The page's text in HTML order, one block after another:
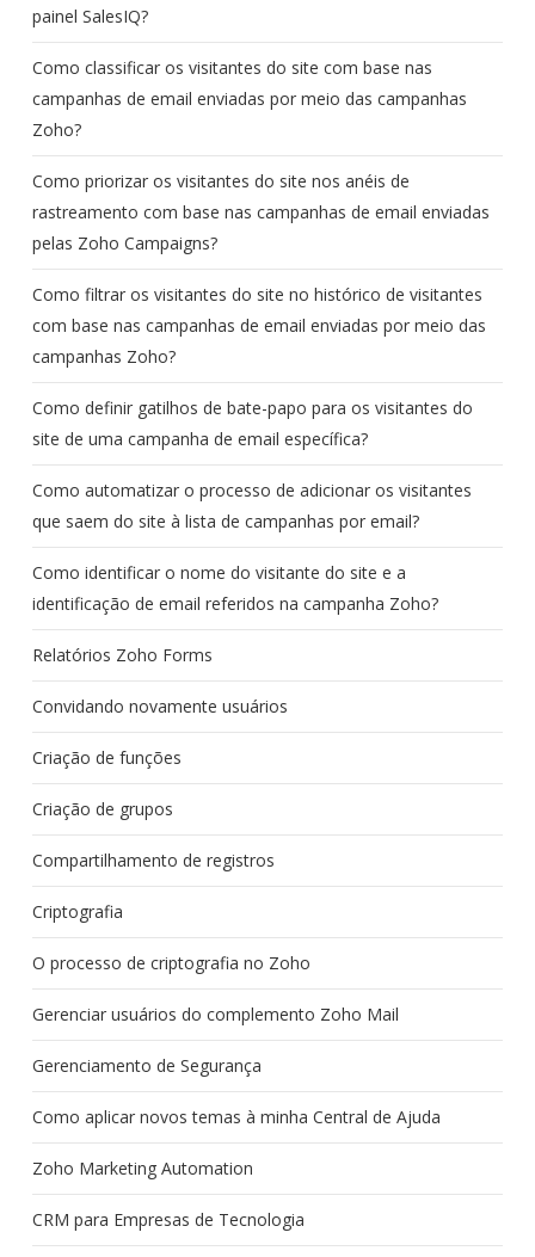
painel SalesIQ?
Como classificar os visitantes do site com base nas
campanhas de email enviadas por meio das campanhas
Zoho?
Como priorizar os visitantes do site nos anéis de
rastreamento com base nas campanhas de email enviadas
pelas Zoho Campaigns?
Como filtrar os visitantes do site no histórico de visitantes
com base nas campanhas de email enviadas por meio das
campanhas Zoho?
Como definir gatilhos de bate-papo para os visitantes do
site de uma campanha de email específica?
Como automatizar o processo de adicionar os visitantes
que saem do site à lista de campanhas por email?
Como identificar o nome do visitante do site e a
identificação de email referidos na campanha Zoho?
Relatórios Zoho Forms
Convidando novamente usuários
Criação de funções
Criação de grupos
Compartilhamento de registros
Criptografia
O processo de criptografia no Zoho
Gerenciar usuários do complemento Zoho Mail
Gerenciamento de Segurança
Como aplicar novos temas à minha Central de Ajuda
Zoho Marketing Automation
CRM para Empresas de Tecnologia